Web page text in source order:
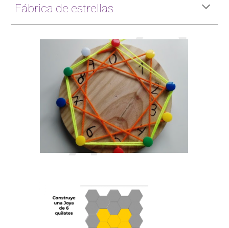
Fábrica de estrellas